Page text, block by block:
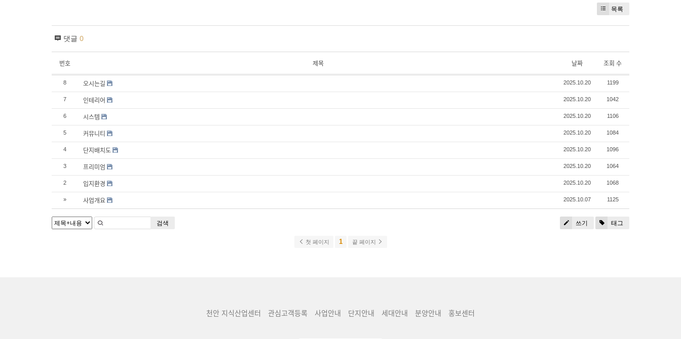
목록
댓글 0
번호 제목 날짜 조회 수
8 오시는길 2025.10.20 1199
7 인테리어 2025.10.20 1042
6 시스템 2025.10.20 1106
5 커뮤니티 2025.10.20 1084
4 단지배치도 2025.10.20 1096
3 프리미엄 2025.10.20 1064
2 입지환경 2025.10.20 1068
» 사업개요 2025.10.07 1125
쓰기 태그
검색
첫 페이지 1 끝 페이지
천안 지식산업센터 관심고객등록 사업안내 단지안내 세대안내 분양안내 홍보센터